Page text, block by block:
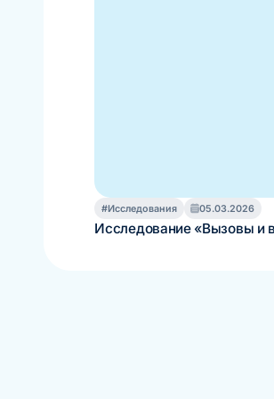
#Исследования 05.03.2026
Исследование «Вызовы и